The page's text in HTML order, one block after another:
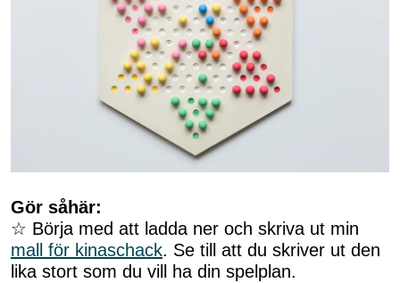
Gör såhär:
☆ Börja med att ladda ner och skriva ut min
mall för kinaschack. Se till att du skriver ut den
lika stort som du vill ha din spelplan.